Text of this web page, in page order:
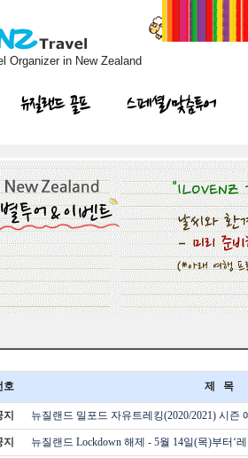
Organizer in New Zealand
뉴질랜드 골프 스페셜/맞춤투어
호 제 목
지 뉴질랜드 밀포드 자유트레킹(2020/2021) 시즌
지 뉴질랜드 Lockdown 해제 - 5월 14일(목)부터‘